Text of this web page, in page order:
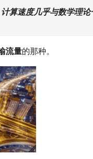
算速度几乎与数学理论
流量的那种。